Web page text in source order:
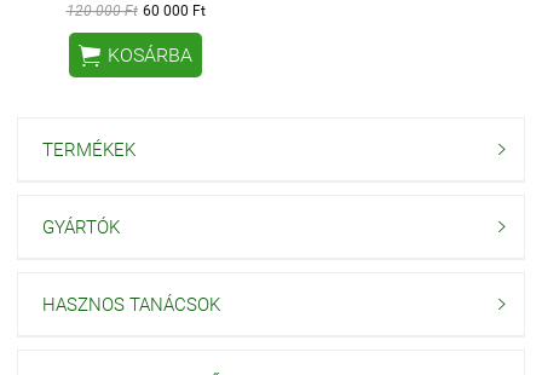
120 000 Ft 60 000 Ft
 KOSÁRBA
TERMÉKEK 
GYÁRTÓK 
HASZNOS TANÁCSOK 